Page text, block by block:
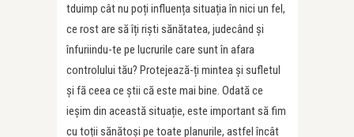
tduimp cât nu poți influența situația în nici un fel,
ce rost are să îți riști sănătatea, judecând și
înfuriindu-te pe lucrurile care sunt în afara
controlului tău? Protejează-ți mintea și sufletul
și fă ceea ce știi că este mai bine. Odată ce
ieșim din această situație, este important să fim
cu toții sănătoși pe toate planurile, astfel încât